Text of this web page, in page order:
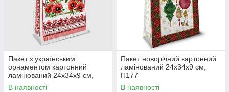
Пакет з українським
орнаментом картонний
ламінований 24х34х9 см,
П190 Маки
В наявності
Пакет новорічний картонний
ламінований 24х34х9 см,
П177
В наявності